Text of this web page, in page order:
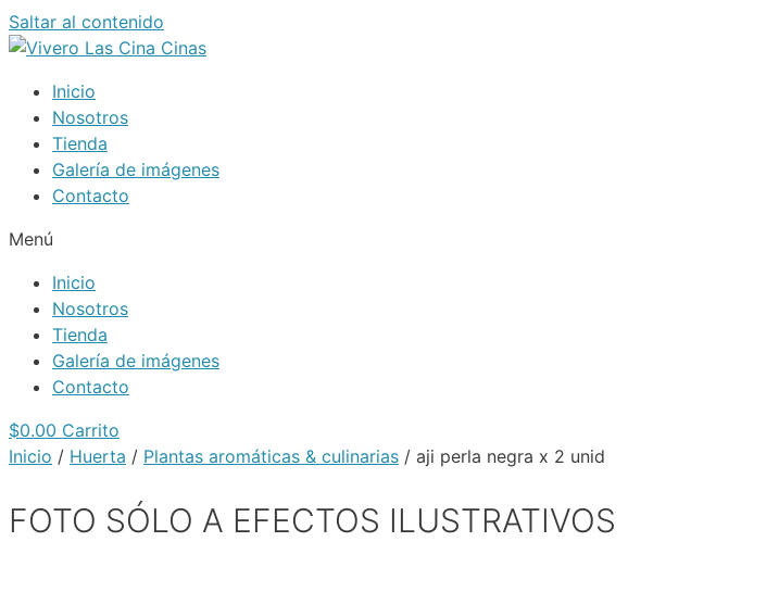
Saltar al contenido
Inicio
Nosotros
Tienda
Galería de imágenes
Contacto
Menú
Inicio
Nosotros
Tienda
Galería de imágenes
Contacto
$0.00 Carrito
Inicio / Huerta / Plantas aromáticas & culinarias / aji perla negra x 2 unid
FOTO SÓLO A EFECTOS ILUSTRATIVOS